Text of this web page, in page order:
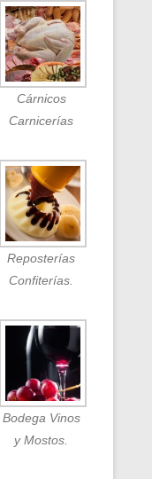
Cárnicos
Carnicerías
Reposterías
Confiterías.
Bodega Vinos
y Mostos.